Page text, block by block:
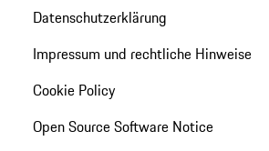
Datenschutzerklärung
Impressum und rechtliche Hinweise
Cookie Policy
Open Source Software Notice